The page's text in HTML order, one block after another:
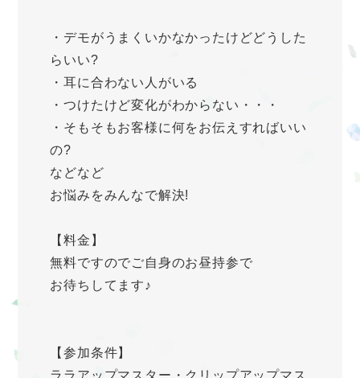
・デモがうまくいかなかったけどどうした
らいい?
・耳に合わない人がいる
・つけたけど変化がわからない・・・
・そもそもお客様に何をお伝えすればいい
の?
などなど
お悩みをみんなで解決!
【料金】
無料ですのでご自身のお昼持参で
お待ちしてます♪
【参加条件】
ララアップマスター・クリップアップマス